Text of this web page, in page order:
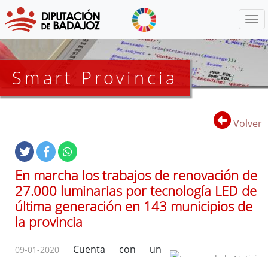
Smart Provincia
Volver
En marcha los trabajos de renovación de
27.000 luminarias por tecnología LED de
última generación en 143 municipios de
la provincia
09-01-2020 Cuenta con un